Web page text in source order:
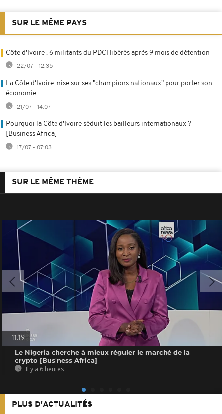
SUR LE MÊME PAYS
Côte d'Ivoire : 6 militants du PDCI libérés après 9 mois de détention
22/07 - 12:35
La Côte d'Ivoire mise sur ses "champions nationaux" pour porter son
économie
21/07 - 14:07
Pourquoi la Côte d'Ivoire séduit les bailleurs internationaux ?
[Business Africa]
17/07 - 07:03
SUR LE MÊME THÈME
11:19
Le Nigeria cherche à mieux réguler le marché de la
crypto [Business Africa]
Il y a 6 heures
PLUS D'ACTUALITÉS